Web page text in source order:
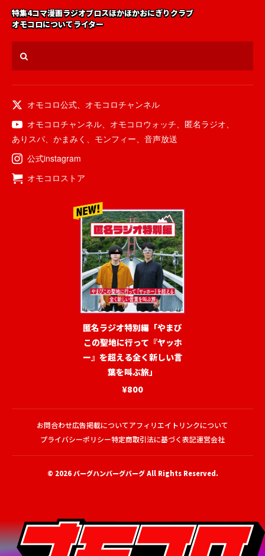
特集4コマ漫画ラジオブロスほかほかおにぎりクラブ
オモコロについてライター
オモコロ公式、 オモコロチャンネル
オモコロチャンネル、 オモコロウォッチ、 匿名ラジオ、
ありスパ、 かまみく 、 モンフィー、 音声放送
公式instagram
オモコロストア
匿名ラジオ特別編「やまび
この聖地に行って『ヤッホ
ー』を超える全く新しい言
葉を叫ぶ旅」
¥800
お問合わせ広告掲載についてアフィリエイトリンクについて
プライバシーポリシー特定商取引法に基づく表記運営会社
© 2026バーグハンバーグバーグAll Rights Reserved.